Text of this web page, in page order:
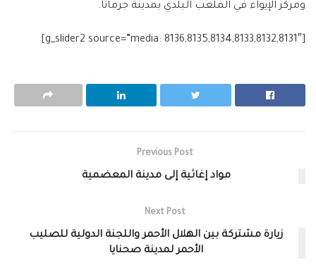
ومركز الإيواء في الملعب البلدي بمدينة جرمانا.
[g_slider2 source=”media: 8136,8135,8134,8133,8132,8131″]
Previous Post
مواد إغاثية إلى مدينة المعضمية
Next Post
زيارة مشتركة بين الهلال الأحمر واللجنة الدولية للصليب
الأحمر لمدينة صحنايا